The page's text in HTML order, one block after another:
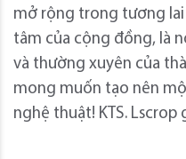
mở rộng trong tương lai
tâm của cộng đồng, là
và thường xuyên của
mong muốn tạo nên
nghệ thuật! KTS.